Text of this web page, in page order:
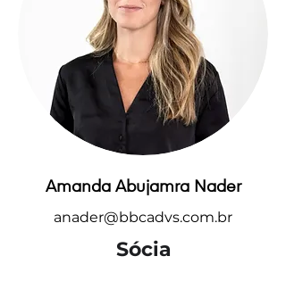
Amanda Abujamra Nader
anader@bbcadvs.com.br
Sócia